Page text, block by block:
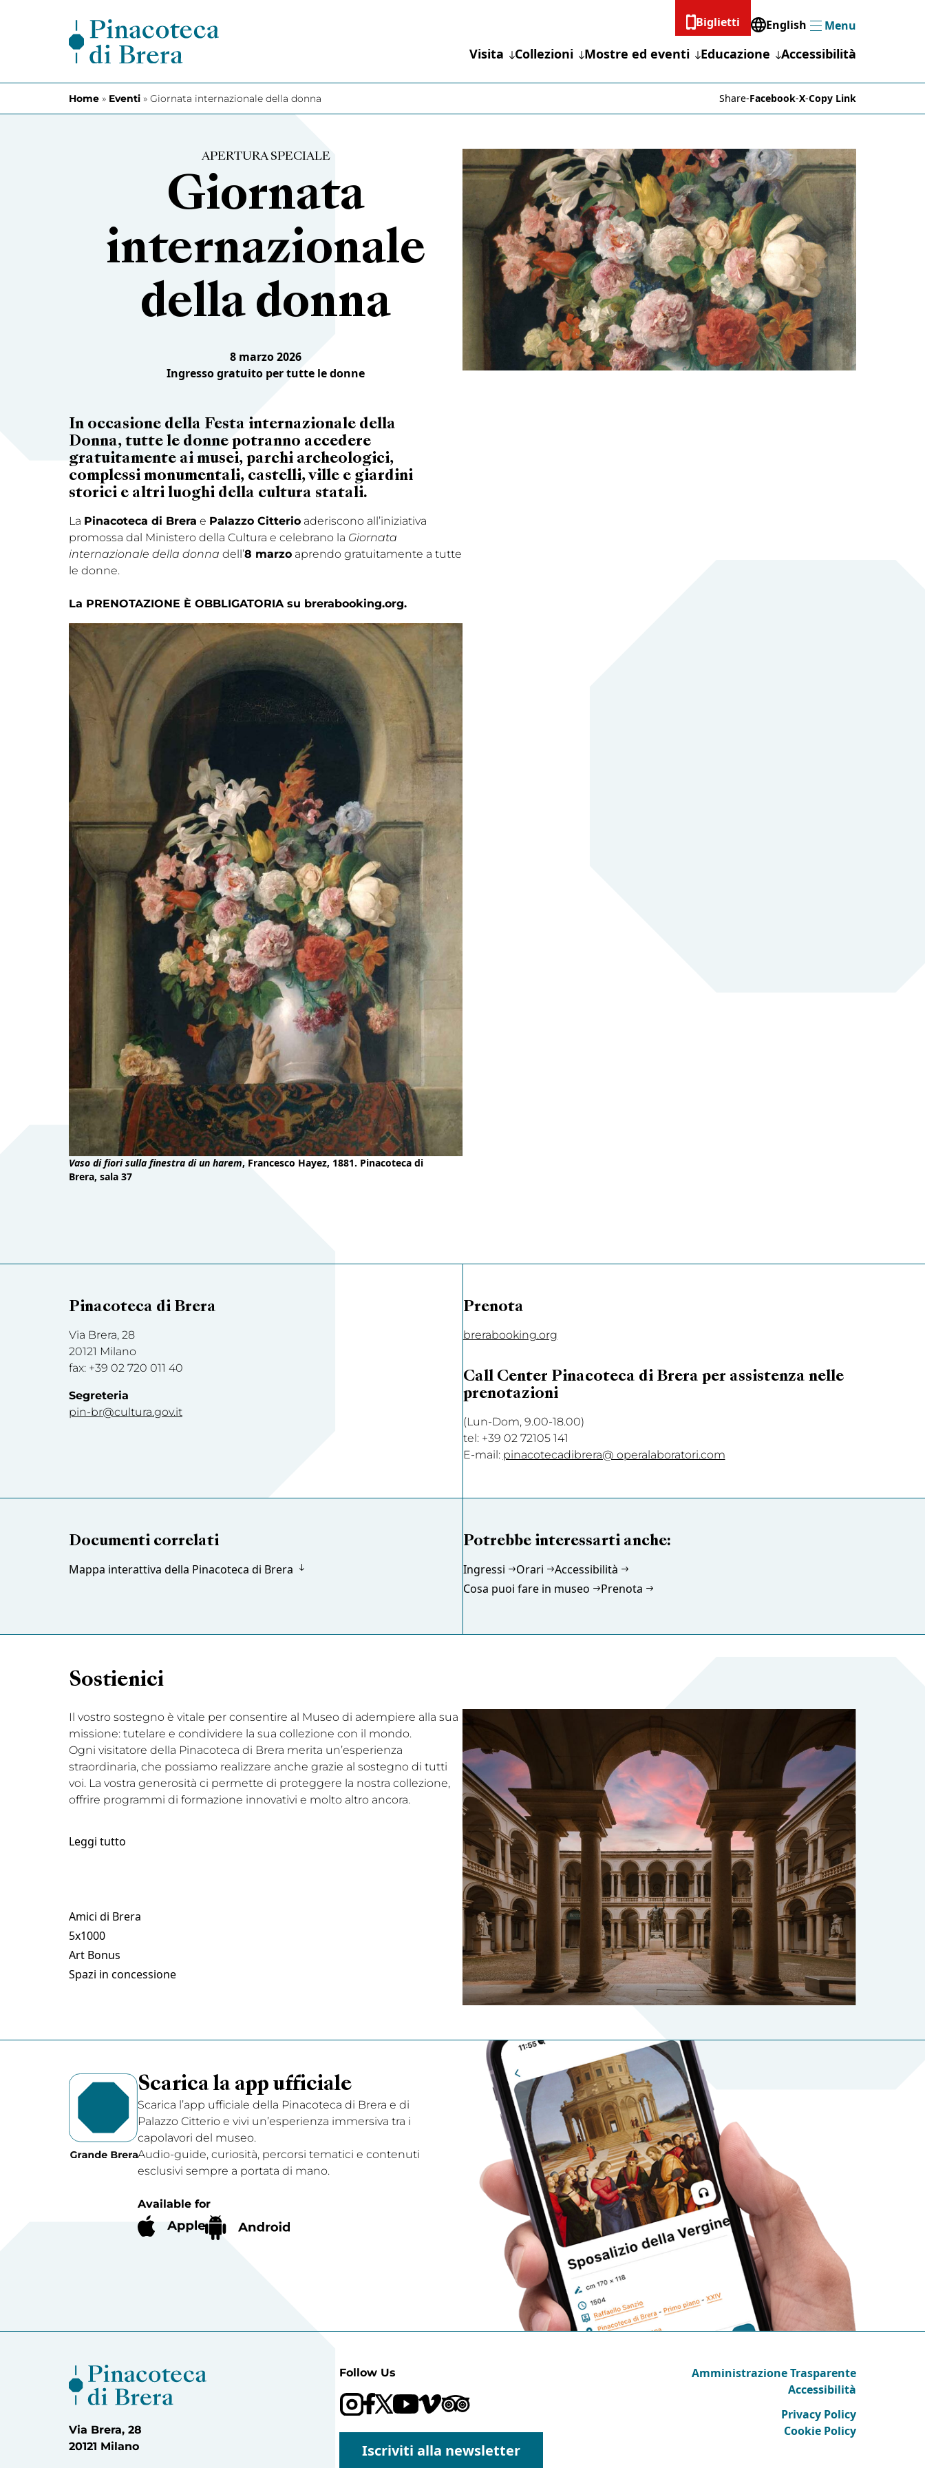
Biglietti
English
MenuMenu
Visita Collezioni Mostre ed eventi Educazione Accessibilità
Home » Eventi » Giornata internazionale della donna Share-Facebook-X-Copy Link
APERTURA SPECIALE
Giornata
internazionale
della donna
8 marzo 2026
Ingresso gratuito per tutte le donne
In occasione della Festa internazionale della
Donna, tutte le donne potranno accedere
gratuitamente ai musei, parchi archeologici,
complessi monumentali, castelli, ville e giardini
storici e altri luoghi della cultura statali.
La Pinacoteca di Brera e Palazzo Citterio aderiscono all’iniziativa
promossa dal Ministero della Cultura e celebrano la Giornata
internazionale della donna dell’8 marzo aprendo gratuitamente a tutte
le donne.
La PRENOTAZIONE È OBBLIGATORIA su brerabooking.org.
Vaso di fiori sulla finestra di un harem, Francesco Hayez, 1881. Pinacoteca di
Brera, sala 37
Pinacoteca di Brera
Via Brera, 28
20121 Milano
fax: +39 02 720 011 40
Segreteria
pin-br@cultura.gov.it
Prenota
brerabooking.org
Call Center Pinacoteca di Brera per assistenza nelle
prenotazioni
(Lun-Dom, 9.00-18.00)
tel: +39 02 72105 141
E-mail: pinacotecadibrera@ operalaboratori.com
Documenti correlati
Mappa interattiva della Pinacoteca di Brera
Potrebbe interessarti anche:
Ingressi Orari
Accessibilità
Cosa puoi fare in museo
Prenota
Sostienici
Il vostro sostegno è vitale per consentire al Museo di adempiere alla sua
missione: tutelare e condividere la sua collezione con il mondo.
Ogni visitatore della Pinacoteca di Brera merita un’esperienza
straordinaria, che possiamo realizzare anche grazie al sostegno di tutti
voi. La vostra generosità ci permette di proteggere la nostra collezione,
offrire programmi di formazione innovativi e molto altro ancora.
Leggi tutto
Amici di Brera
5x1000
Art Bonus
Spazi in concessione
Scarica la app ufficiale
Scarica l’app ufficiale della Pinacoteca di Brera e di
Palazzo Citterio e vivi un’esperienza immersiva tra i
capolavori del museo.
Audio-guide, curiosità, percorsi tematici e contenuti
esclusivi sempre a portata di mano.
Available for
Via Brera, 28
20121 Milano
Follow Us
Iscriviti alla newsletter
Amministrazione Trasparente
Accessibilità
Privacy Policy
Cookie Policy